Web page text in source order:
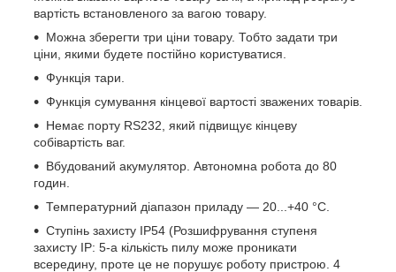
вартість встановленого за вагою товару.
Можна зберегти три ціни товару. Тобто задати три
ціни, якими будете постійно користуватися.
Функція тари.
Функція сумування кінцевої вартості зважених товарів.
Немає порту RS232, який підвищує кінцеву
собівартість ваг.
Вбудований акумулятор. Автономна робота до 80
годин.
Температурний діапазон приладу — 20...+40 °C.
Ступінь захисту IP54 (Розшифрування ступеня
захисту IP: 5-а кількість пилу може проникати
всередину, проте це не порушує роботу пристрою. 4